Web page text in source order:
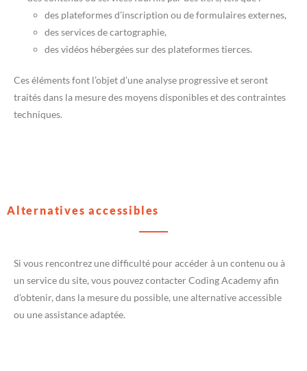
des plateformes d’inscription ou de formulaires externes,
des services de cartographie,
des vidéos hébergées sur des plateformes tierces.
Ces éléments font l’objet d’une analyse progressive et seront
traités dans la mesure des moyens disponibles et des contraintes
techniques.
Alternatives accessibles
Si vous rencontrez une difficulté pour accéder à un contenu ou à
un service du site, vous pouvez contacter Coding Academy afin
d’obtenir, dans la mesure du possible, une alternative accessible
ou une assistance adaptée.